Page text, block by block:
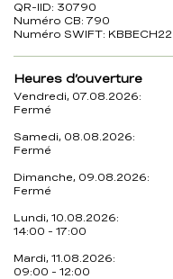
QR-IID: 30790
Numéro CB: 790
Numéro SWIFT: KBBECH22
Heures d’ouverture
Vendredi, 07.08.2026:
Fermé
Samedi, 08.08.2026:
Fermé
Dimanche, 09.08.2026:
Fermé
Lundi, 10.08.2026:
14:00 - 17:00
Mardi, 11.08.2026:
09:00 - 12:00